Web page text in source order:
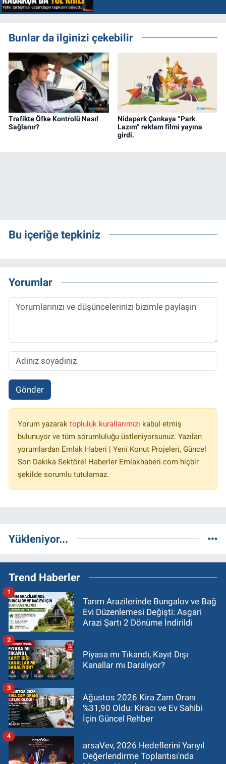
Bunlar da ilginizi çekebilir
Trafikte Öfke Kontrolü Nasıl
Sağlanır?
Nidapark Çankaya “Park
Lazım” reklam filmi yayına
girdi.
Bu içeriğe tepkiniz
Yorumlar
Gönder
Yorum yazarak topluluk kurallarımızı kabul etmiş
bulunuyor ve tüm sorumluluğu üstleniyorsunuz. Yazılan
yorumlardan Emlak Haberi | Yeni Konut Projeleri, Güncel
Son Dakika Sektörel Haberler Emlakhaberi.com hiçbir
şekilde sorumlu tutulamaz.
Yükleniyor...
Trend Haberler
Tarım Arazilerinde Bungalov ve Bağ
Evi Düzenlemesi Değişti: Asgari
Arazi Şartı 2 Dönüme İndirildi
1
Piyasa mı Tıkandı, Kayıt Dışı
Kanallar mı Daralıyor?
2
Ağustos 2026 Kira Zam Oranı
%31,90 Oldu: Kiracı ve Ev Sahibi
İçin Güncel Rehber
3
arsaVev, 2026 Hedeflerini Yarıyıl
Değerlendirme Toplantısı'nda
4